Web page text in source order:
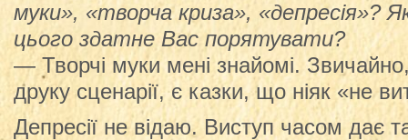
муки», «творча криза», «депресія»?
цього здатне Вас порятувати?
— Творчі муки мені знайомі.
друку сценарії, є казки, що ніяк «не
Депресії не відаю. Виступ часом дає